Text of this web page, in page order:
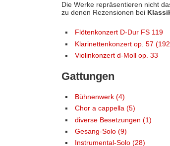
Die Werke repräsentieren nicht
zu denen Rezensionen bei
Flötenkonzert D-Dur FS 119
Klarinettenkonzert op. 57
Violinkonzert d-Moll op. 33
Gattungen
Bühnenwerk (4)
Chor a cappella (5)
diverse Besetzungen (1)
Gesang-Solo (9)
Instrumental-Solo (28)